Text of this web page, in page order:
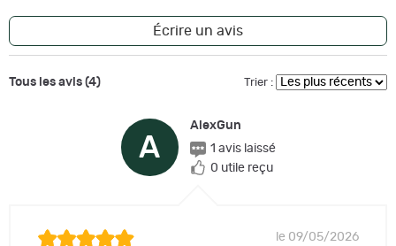
Écrire un avis
Tous les avis (4) Trier :
A
AlexGun
1 avis laissé
0 utile reçu
le 09/05/2026